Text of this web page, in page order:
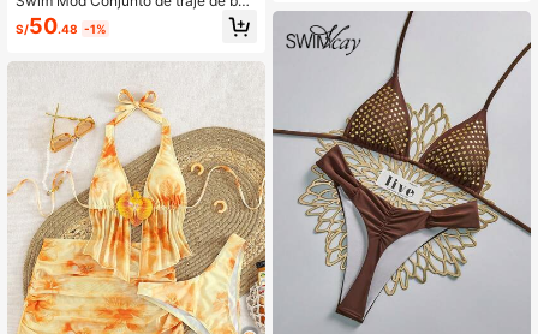
o de 3 piezas con bikini de tirantes
y calzones con estampado de raya
S/50.48 -1%